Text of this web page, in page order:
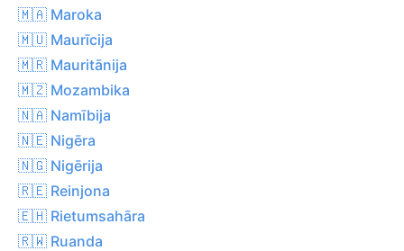
🇲🇦 Maroka
🇲🇺 Maurīcija
🇲🇷 Mauritānija
🇲🇿 Mozambika
🇳🇦 Namībija
🇳🇪 Nigēra
🇳🇬 Nigērija
🇷🇪 Reinjona
🇪🇭 Rietumsahāra
🇷🇼 Ruanda